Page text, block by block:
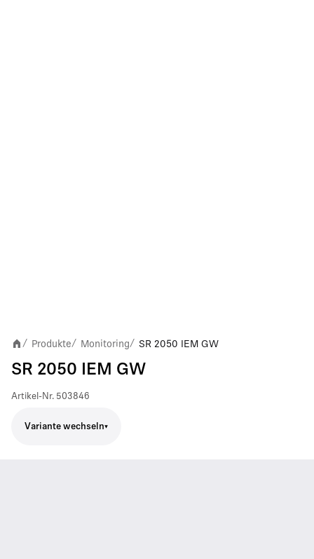
/ Produkte/ Monitoring/ SR 2050 IEM GW
SR 2050 IEM GW
Artikel-Nr. 503846
Variante wechseln